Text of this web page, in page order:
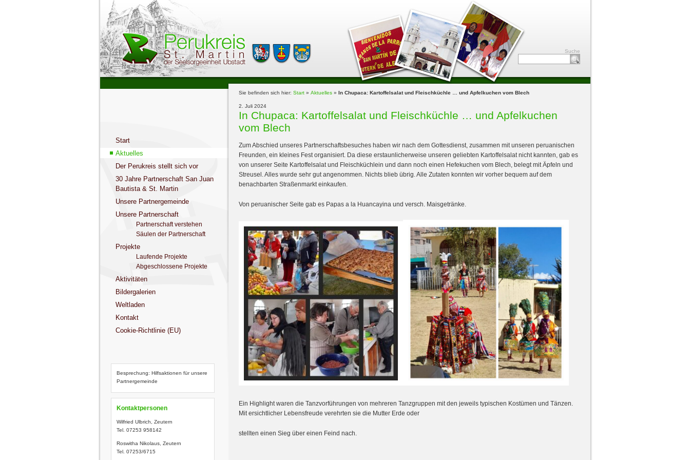
Suche
Start
Aktuelles
Der Perukreis stellt sich vor
30 Jahre Partnerschaft San Juan
Bautista & St. Martin
Unsere Partnergemeinde
Unsere Partnerschaft
Partnerschaft verstehen
Säulen der Partnerschaft
Projekte
Laufende Projekte
Abgeschlossene Projekte
Aktivitäten
Bildergalerien
Weltladen
Kontakt
Cookie-Richtlinie (EU)
Besprechung: Hilfsaktionen für unsere
Partnergemeinde
Kontaktpersonen
Wilfried Ulbrich, Zeutern
Tel. 07253 958142
Roswitha Nikolaus, Zeutern
Tel. 07253/6715
Sie befinden sich hier: Start» Aktuelles» In Chupaca: Kartoffelsalat und Fleischküchle … und Apfelkuchen vom Blech
2. Juli 2024
In Chupaca: Kartoffelsalat und Fleischküchle … und Apfelkuchen
vom Blech
Zum Abschied unseres Partnerschaftsbesuches haben wir nach dem Gottesdienst, zusammen mit unseren peruanischen
Freunden, ein kleines Fest organisiert. Da diese erstaunlicherweise unseren geliebten Kartoffelsalat nicht kannten, gab es
von unserer Seite Kartoffelsalat und Fleischküchlein und dann noch einen Hefekuchen vom Blech, belegt mit Äpfeln und
Streusel. Alles wurde sehr gut angenommen. Nichts blieb übrig. Alle Zutaten konnten wir vorher bequem auf dem
benachbarten Straßenmarkt einkaufen.
Von peruanischer Seite gab es Papas a la Huancayina und versch. Maisgetränke.
Ein Highlight waren die Tanzvorführungen von mehreren Tanzgruppen mit den jeweils typischen Kostümen und Tänzen.
Mit ersichtlicher Lebensfreude verehrten sie die Mutter Erde oder
stellten einen Sieg über einen Feind nach.